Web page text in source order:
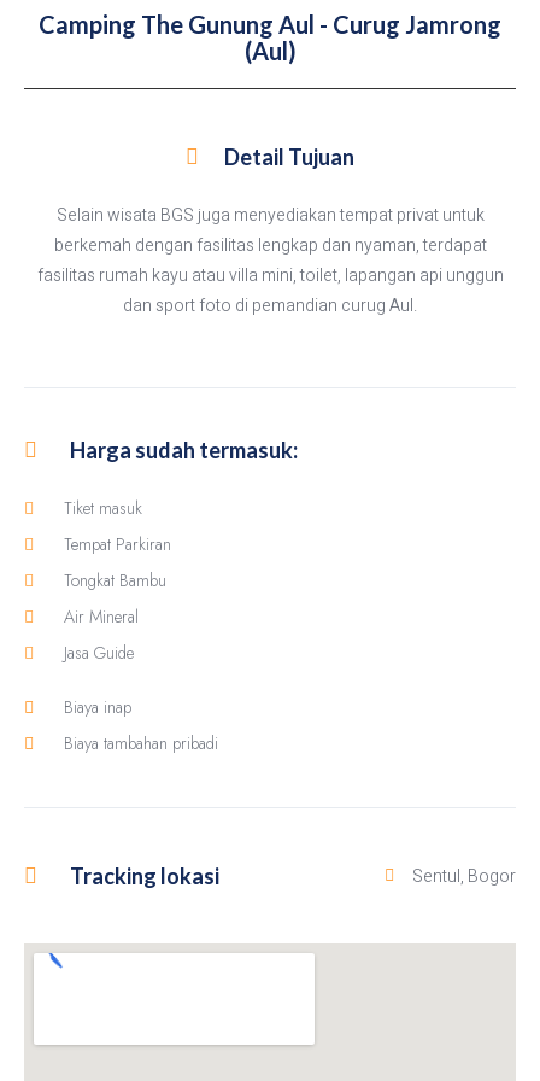
Camping The Gunung Aul - Curug Jamrong
(Aul)
Detail Tujuan
Selain wisata BGS juga menyediakan tempat privat untuk
berkemah dengan fasilitas lengkap dan nyaman, terdapat
fasilitas rumah kayu atau villa mini, toilet, lapangan api unggun
dan sport foto di pemandian curug Aul.
Harga sudah termasuk:
Tiket masuk
Tempat Parkiran
Tongkat Bambu
Air Mineral
Jasa Guide
Biaya inap
Biaya tambahan pribadi
Tracking lokasi Sentul, Bogor